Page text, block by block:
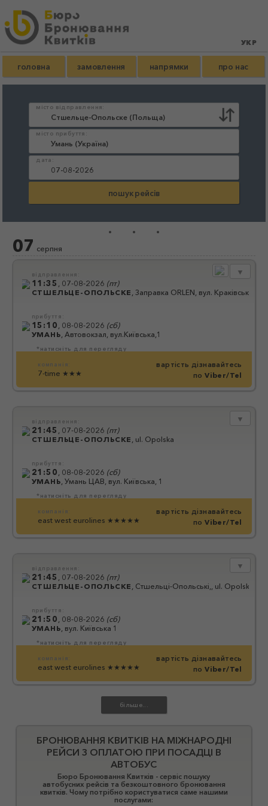
головна замовлення напрямки про нас
місто відправлення:
місто прибуття:
дата:
...
07 серпня
▼
*натисніть для перегляду
відправлення:
11:35 07-08-2026 (пт)
СТШЕЛЬЦЕ-ОПОЛЬСКЕ ,Заправка ORLEN, вул. Краківська, 52
прибуття:
15:10 08-08-2026 (сб)
УМАНЬ Автовокзал, вул.Київська,1
компанія:
7-time ★★★
вартість дізнавайтесь
поViber/Tel
▼
*натисніть для перегляду
відправлення:
21:45 07-08-2026 (пт)
СТШЕЛЬЦЕ-ОПОЛЬСКЕ ul. Opolska
прибуття:
21:50 08-08-2026 (сб)
УМАНЬ Умань ЦАВ, вул. Київська, 1
компанія:
east west eurolines ★★★★★
вартість дізнавайтесь
поViber/Tel
▼
*натисніть для перегляду
відправлення:
21:45 07-08-2026 (пт)
СТШЕЛЬЦЕ-ОПОЛЬСКЕ Стшельці-Опольські,, ul. Opolska
прибуття:
21:50 08-08-2026 (сб)
УМАНЬ вул. Київська 1
компанія:
east west eurolines ★★★★★
вартість дізнавайтесь
поViber/Tel
БРОНЮВАННЯ КВИТКІВ НА МІЖНАРОДНІ
РЕЙСИ З ОПЛАТОЮ ПРИ ПОСАДЦІ В
АВТОБУС
Бюро Бронювання Квитків - сервіс пошуку
автобусних рейсів та безкоштовного бронювання
квитків. Чому потрібно користуватися саме нашими
послугами: